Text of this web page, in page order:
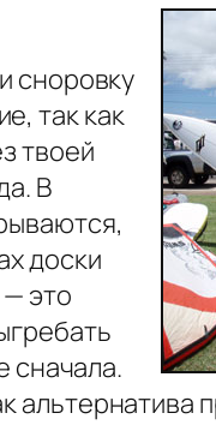
сноровку
так как
твоей
В
доски
это
сначала.